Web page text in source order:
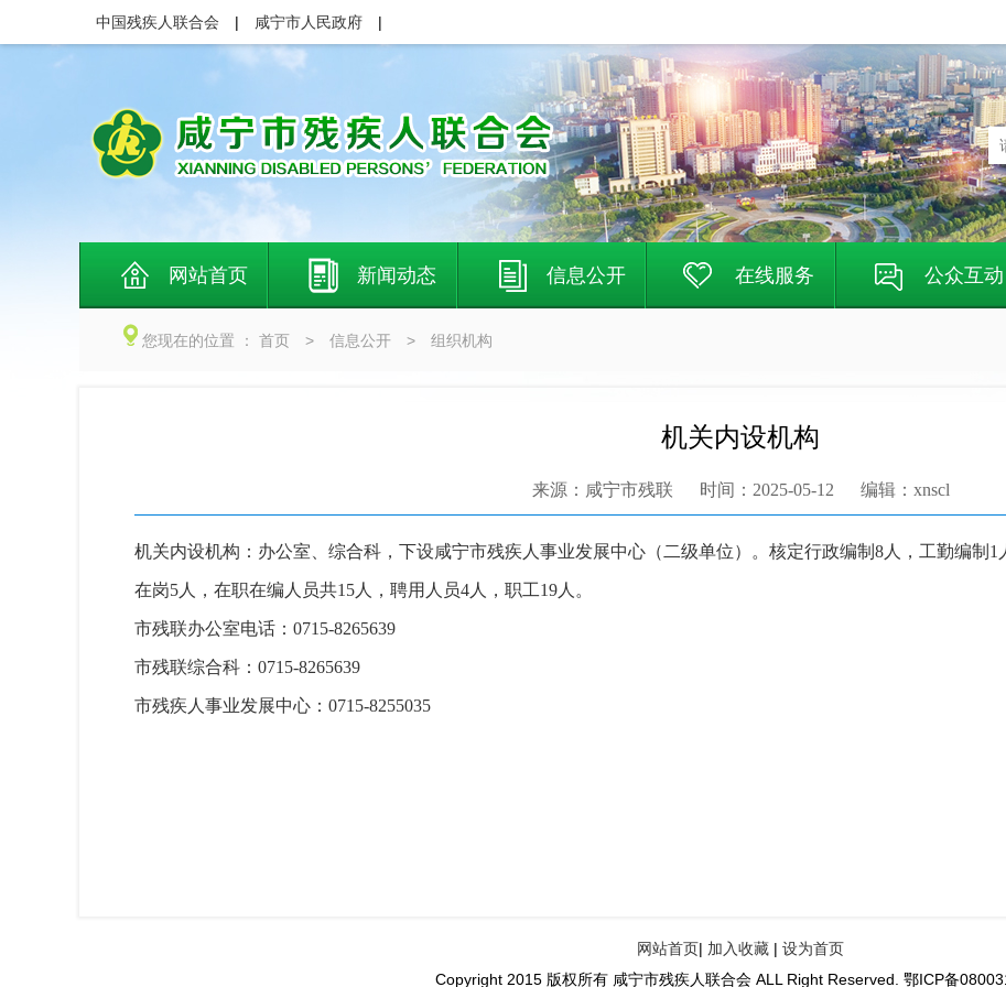
中国残疾人联合会 | 咸宁市人民政府 |
网站首页 新闻动态 信息公开 在线服务 公众互动
您现在的位置 ： 首页 > 信息公开 > 组织机构
机关内设机构
来源： 咸宁市残联 时间： 2025-05-12 编辑： xnscl
机关内设机构： 办公室、 综合科， 下设咸宁市残疾人事业发展中心（二级单位）。 核定行政编制 8人， 工勤编制1
在岗5人， 在职在编人员共15人， 聘用人员4人， 职工19人。
市残联办公室电话： 0715-8265639
市残联综合科： 0715-8265639
市残疾人事业发展中心： 0715-8255035
网站首页| 加入收藏 | 设为首页
Copyright 2015 版权所有 咸宁市残疾人联合会 ALL Right Reserved. 鄂ICP备